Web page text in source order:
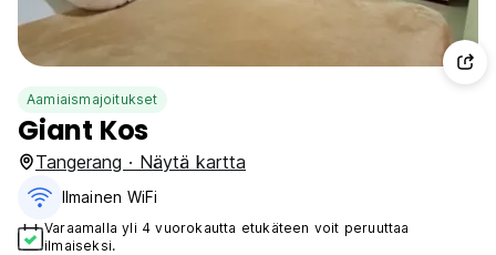
Aamiaismajoitukset
Giant Kos
Tangerang · Näytä kartta
Ilmainen WiFi
Varaamalla yli 4 vuorokautta etukäteen voit peruuttaa
ilmaiseksi.